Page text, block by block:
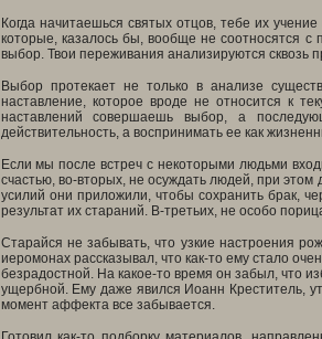
Когда начитаешься святых отцов, тебе их
которые, казалось бы, вообще не соотносятся с
выбор. Твои переживания анализируются сквозь
Выбор протекает не только в анализе
наставление, которое вроде не относится к
наставлений совершаешь выбор, а
действительность, а воспринимать ее как
Если мы после встреч с некоторыми людьми
счастью, во-вторых, не осуждать людей, при
усилий они приложили, чтобы сохранить брак,
результат их стараний. В-третьих, не особо
Старайся не забывать, что узкие настроения
иеромонах рассказывал, что как-то ему стало
безрадостной. На какое-то время он забыл, что
ущербной. Ему даже явился Иоанн Креститель,
момент аффекта все забывается.